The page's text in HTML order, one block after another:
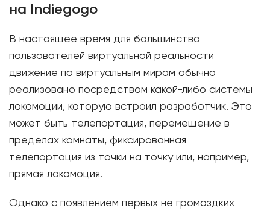
на Indiegogo
В настоящее время для большинства
пользователей виртуальной реальности
движение по виртуальным мирам обычно
реализовано посредством какой-либо системы
локомоции, которую встроил разработчик. Это
может быть телепортация, перемещение в
пределах комнаты, фиксированная
телепортация из точки на точку или, например,
прямая локомоция.
Однако с появлением первых не громоздких